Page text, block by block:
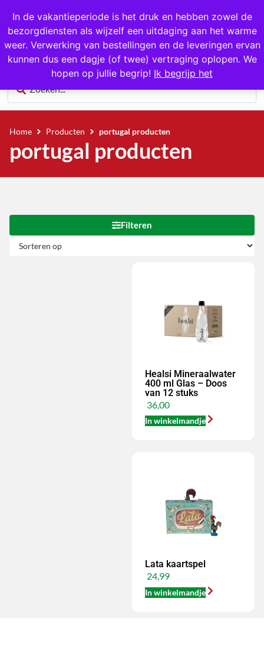
In de vakantieperiode is het druk en hebben zowel de
bezorgdiensten als wijzelf een uitdaging aan het warme
weer. Verwerking van bestellingen en de leveringen ervan
kunnen dus een dagje (of twee) vertraging oplopen. We
hopen op jullie begrip! Ik begrijp het
1000+ producten op voorraad
0
Home Producten portugal producten
portugal producten
Filteren
Healsi Mineraalwater
400 ml Glas – Doos
van 12 stuks
36,00
In winkelmandje
Lata kaartspel
24,99
In winkelmandje